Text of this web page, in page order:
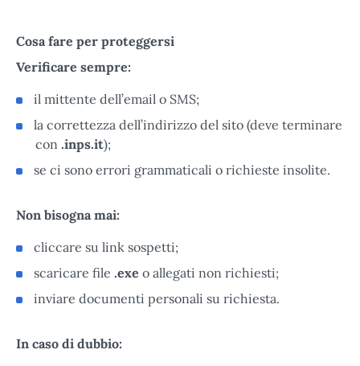
Cosa fare per proteggersi
Verificare sempre:
il mittente dell’email o SMS;
la correttezza dell’indirizzo del sito (deve terminare
con .inps.it);
se ci sono errori grammaticali o richieste insolite.
Non bisogna mai:
cliccare su link sospetti;
scaricare file .exe o allegati non richiesti;
inviare documenti personali su richiesta.
In caso di dubbio: